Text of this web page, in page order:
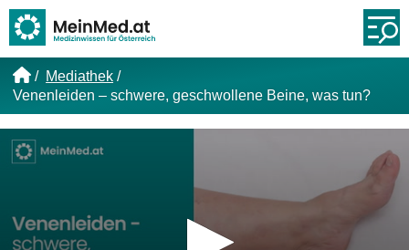
Mediathek
Venenleiden – schwere, geschwollene Beine, was tun?